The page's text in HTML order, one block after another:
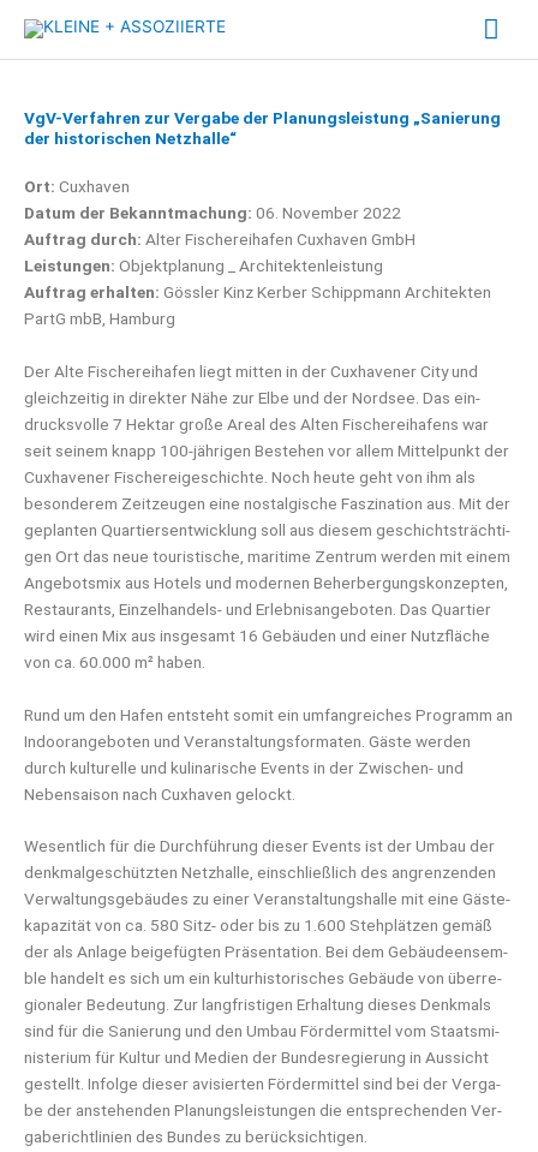
Inhalt
springen
VgV-Verfahren zur Vergabe der Planungsleistung „Sanierung
der historischen Netzhalle“
Ort: Cux­ha­ven
Datum der Bekannt­ma­chung: 06. Novem­ber 2022
Auf­trag durch: Alter Fische­rei­ha­fen Cux­ha­ven GmbH
Leis­tun­gen: Objekt­pla­nung _ Archi­tek­ten­leis­tung
Auf­trag erhal­ten: Göss­ler Kinz Ker­ber Schipp­mann Archi­tek­ten
PartG mbB, Hamburg
Der Alte Fische­rei­ha­fen liegt mit­ten in der Cux­ha­ve­ner City und
gleich­zei­tig in direk­ter Nähe zur Elbe und der Nord­see. Das ein­
drucks­vol­le 7 Hekt­ar gro­ße Are­al des Alten Fische­rei­ha­fens war
seit sei­nem knapp 100-jäh­ri­gen Bestehen vor allem Mit­tel­punkt der
Cux­ha­ve­ner Fische­rei­ge­schich­te. Noch heu­te geht von ihm als
beson­de­rem Zeit­zeu­gen eine nost­al­gi­sche Fas­zi­na­ti­on aus. Mit der
geplan­ten Quar­tiers­ent­wick­lung soll aus die­sem geschichts­träch­ti­
gen Ort das neue tou­ris­ti­sche, mari­ti­me Zen­trum wer­den mit einem
Ange­bots­mix aus Hotels und moder­nen Beher­ber­gungs­kon­zep­ten,
Restau­rants, Ein­zel­han­dels- und Erleb­nis­an­ge­bo­ten. Das Quar­tier
wird einen Mix aus ins­ge­samt 16 Gebäu­den und einer Nutz­flä­che
von ca. 60.000 m² haben.
Rund um den Hafen ent­steht somit ein umfang­rei­ches Pro­gramm an
Indoor­an­ge­bo­ten und Ver­an­stal­tungs­for­ma­ten. Gäs­te wer­den
durch kul­tu­rel­le und kuli­na­ri­sche Events in der Zwi­schen- und
Neben­sai­son nach Cux­ha­ven gelockt.
Wesent­lich für die Durch­füh­rung die­ser Events ist der Umbau der
denk­mal­ge­schütz­ten Netz­hal­le, ein­schließ­lich des angren­zen­den
Ver­wal­tungs­ge­bäu­des zu einer Ver­an­stal­tungs­hal­le mit eine Gäs­te­
ka­pa­zi­tät von ca. 580 Sitz- oder bis zu 1.600 Steh­plät­zen gemäß
der als Anla­ge bei­gefüg­ten Prä­sen­ta­ti­on. Bei dem Gebäu­de­en­sem­
ble han­delt es sich um ein kul­tur­his­to­ri­sches Gebäu­de von über­re­
gio­na­ler Bedeu­tung. Zur lang­fris­ti­gen Erhal­tung die­ses Denk­mals
sind für die Sanie­rung und den Umbau För­der­mit­tel vom Staats­mi­
nis­te­ri­um für Kul­tur und Medi­en der Bun­des­re­gie­rung in Aus­sicht
gestellt. Infol­ge die­ser avi­sier­ten För­der­mit­tel sind bei der Ver­ga­
be der anste­hen­den Pla­nungs­leis­tun­gen die ent­spre­chen­den Ver­
ga­be­richt­li­ni­en des Bun­des zu berücksichtigen.